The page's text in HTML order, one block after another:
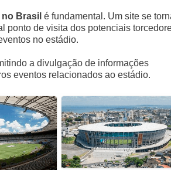
Brasil é fundamental. Um site se
ponto de visita dos potenciais
no estádio.
a divulgação de informações
eventos relacionados ao estádio.